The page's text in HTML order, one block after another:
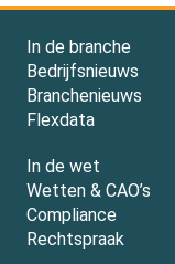
In de branche
Bedrijfsnieuws
Branchenieuws
Flexdata
In de wet
Wetten & CAO’s
Compliance
Rechtspraak